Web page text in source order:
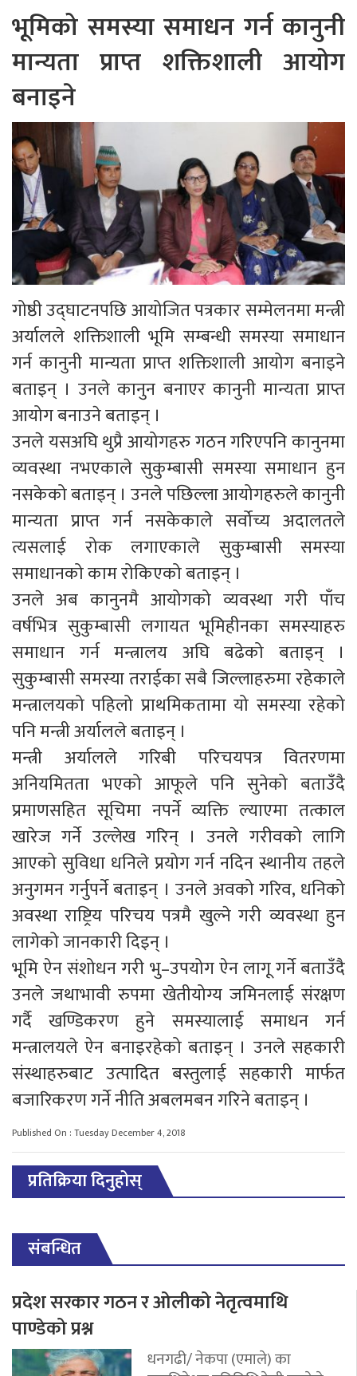
भूमिको समस्या समाधन गर्न कानुनी
मान्यता प्राप्त शक्तिशाली आयोग
बनाइने
गोष्ठी उद्घाटनपछि आयोजित पत्रकार सम्मेलनमा मन्त्री
अर्यालले शक्तिशाली भूमि सम्बन्धी समस्या समाधान
गर्न कानुनी मान्यता प्राप्त शक्तिशाली आयोग बनाइने
बताइन् । उनले कानुन बनाएर कानुनी मान्यता प्राप्त
आयोग बनाउने बताइन् ।
उनले यसअघि थुप्रै आयोगहरु गठन गरिएपनि कानुनमा
व्यवस्था नभएकाले सुकुम्बासी समस्या समाधान हुन
नसकेको बताइन् । उनले पछिल्ला आयोगहरुले कानुनी
मान्यता प्राप्त गर्न नसकेकाले सर्वोच्य अदालतले
त्यसलाई रोक लगाएकाले सुकुम्बासी समस्या
समाधानको काम रोकिएको बताइन् ।
उनले अब कानुनमै आयोगको व्यवस्था गरी पाँच
वर्षभित्र सुकुम्बासी लगायत भूमिहीनका समस्याहरु
समाधान गर्न मन्त्रालय अघि बढेको बताइन् ।
सुकुम्बासी समस्या तराईका सबै जिल्लाहरुमा रहेकाले
मन्त्रालयको पहिलो प्राथमिकतामा यो समस्या रहेको
पनि मन्त्री अर्यालले बताइन् ।
मन्त्री अर्यालले गरिबी परिचयपत्र वितरणमा
अनियमितता भएको आफूले पनि सुनेको बताउँदै
प्रमाणसहित सूचिमा नपर्ने व्यक्ति ल्याएमा तत्काल
खारेज गर्ने उल्लेख गरिन् । उनले गरीवको लागि
आएको सुविधा धनिले प्रयोग गर्न नदिन स्थानीय तहले
अनुगमन गर्नुपर्ने बताइन् । उनले अवको गरिव, धनिको
अवस्था राष्ट्रिय परिचय पत्रमै खुल्ने गरी व्यवस्था हुन
लागेको जानकारी दिइन् ।
भूमि ऐन संशोधन गरी भु–उपयोग ऐन लागू गर्ने बताउँदै
उनले जथाभावी रुपमा खेतीयोग्य जमिनलाई संरक्षण
गर्दै खण्डिकरण हुने समस्यालाई समाधन गर्न
मन्त्रालयले ऐन बनाइरहेको बताइन् । उनले सहकारी
संस्थाहरुबाट उत्पादित बस्तुलाई सहकारी मार्फत
बजारिकरण गर्ने नीति अबलमबन गरिने बताइन् ।
Published On : Tuesday December 4, 2018
प्रतिक्रिया दिनुहोस्
संबन्धित
प्रदेश सरकार गठन र ओलीको नेतृत्वमाथि
पाण्डेको प्रश्न
धनगढी/ नेकपा (एमाले) का